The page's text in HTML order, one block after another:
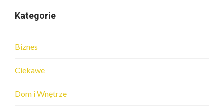
Kategorie
Biznes
Ciekawe
Dom i Wnętrze